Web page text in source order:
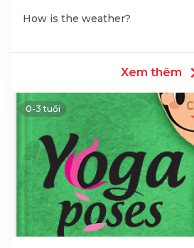
How is the weather?
Xem thêm
0-3 tuổi